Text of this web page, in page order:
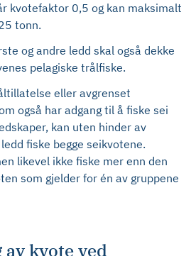
kvotefaktor 0,5 og kan maksimalt
tonn.
og andre ledd skal også dekke
pelagiske trålfiske.
eller avgrenset
også har adgang til å fiske sei
kan uten hinder av
fiske begge seikvotene.
likevel ikke fiske mer enn den
som gjelder for én av gruppene
av kvote ved